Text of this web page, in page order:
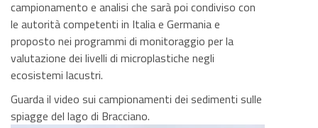
campionamento e analisi che sarà poi condiviso con
le autorità competenti in Italia e Germania e
proposto nei programmi di monitoraggio per la
valutazione dei livelli di microplastiche negli
ecosistemi lacustri.
Guarda il video sui campionamenti dei sedimenti sulle
spiagge del lago di Bracciano.